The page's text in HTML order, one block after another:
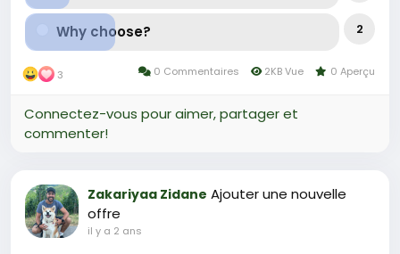
Why choose? 2
3 0 Commentaires 2KB Vue 0 Aperçu
Connectez-vous pour aimer, partager et
commenter!
Zakariyaa Zidane Ajouter une nouvelle
offre
il y a 2 ans